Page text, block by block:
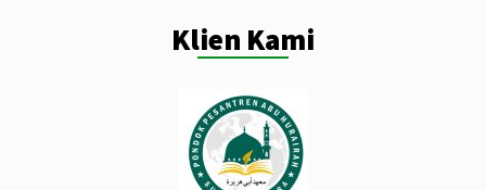
Klien Kami